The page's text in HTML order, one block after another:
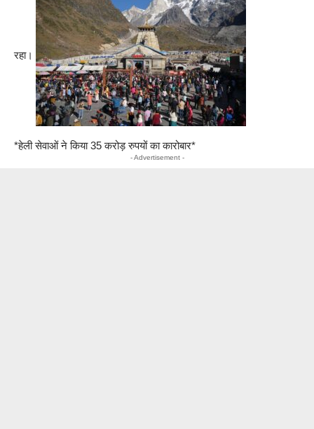
रहा।
*हेली सेवाओं ने किया 35 करोड़ रुपयों का कारोबार*
- Advertisement -